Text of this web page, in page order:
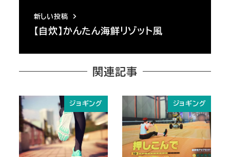
新しい投稿
【自炊】かんたん海鮮リゾット風
関連記事
ジョギング ジョギング